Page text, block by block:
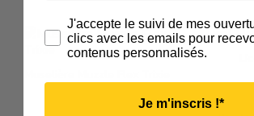
TrackJ'accepte le suivi de mes
clics avec les emails pour
contenus personnalisés.
Je m'inscris !*